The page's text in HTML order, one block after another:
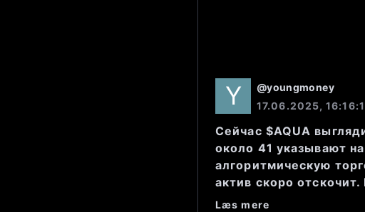
Легкий рост с
Общий вывод:
объемы
@youngmoney
17.06.2025,
Сейчас $AQUA
около 41 указывают
алгоритмическую
актив скоро
Læs mere